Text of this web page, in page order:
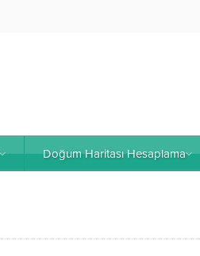
Doğum Haritası Hesaplama